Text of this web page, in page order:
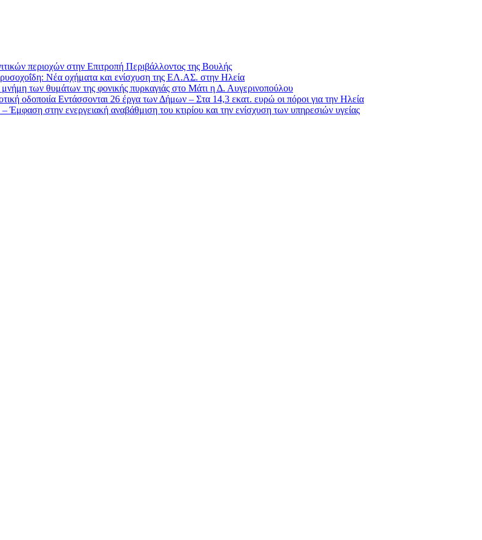
περιοχών στην Επιτροπή Περιβάλλοντος της Βουλής
Νέα οχήματα και ενίσχυση της ΕΛ.ΑΣ. στην Ηλεία
των θυμάτων της φονικής πυρκαγιάς στο Μάτι η Δ. Αυγερινοπούλου
οδοποιία Εντάσσονται 26 έργα των Δήμων – Στα 14,3 εκατ. ευρώ οι πόροι για την Ηλεία
στην ενεργειακή αναβάθμιση του κτιρίου και την ενίσχυση των υπηρεσιών υγείας